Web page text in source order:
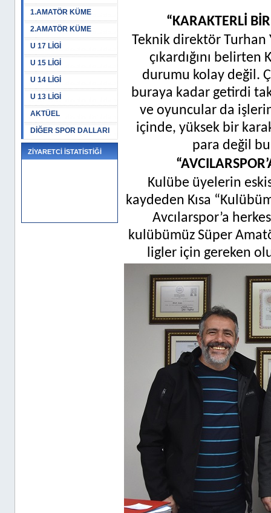
1.AMATÖR KÜME
2.AMATÖR KÜME
U 17 LİGİ
U 15 LİGİ
U 14 LİGİ
U 13 LİGİ
AKTÜEL
DİĞER SPOR DALLARI
ZİYARETCİ İSTATİSTİĞİ
“KARAKTERLİ
Teknik direktör Turhan
çıkardığını
durumu kolay değil.
buraya kadar getirdi
ve oyuncular da
içinde, yüksek bir
para değil bu
Kulübe üyelerin
kaydeden Kısa
Avcılarspor’a
kulübümüz Süper
ligler için gereken